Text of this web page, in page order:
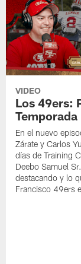
VIDEO
Los 49ers:
Temporada
En el nuevo
Zárate y Carlos
días de Training
Deebo Samuel
destacando y lo
Francisco 49ers